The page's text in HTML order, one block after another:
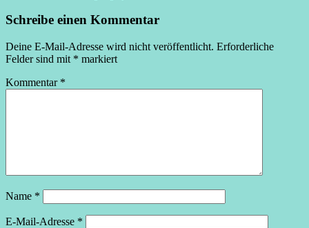
Schreibe einen Kommentar
Deine E-Mail-Adresse wird nicht veröffentlicht. Erforderliche
Felder sind mit * markiert
Kommentar *
Name *
E-Mail-Adresse *